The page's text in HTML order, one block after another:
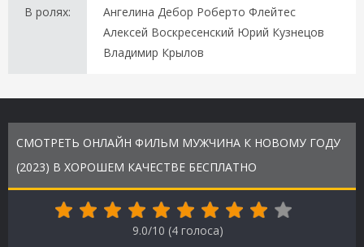
В ролях:
Ангелина Дебор Роберто Флейтес
Алексей Воскресенский Юрий Кузнецов
Владимир Крылов
СМОТРЕТЬ ОНЛАЙН ФИЛЬМ МУЖЧИНА К НОВОМУ ГОДУ
(2023) В ХОРОШЕМ КАЧЕСТВЕ БЕСПЛАТНО
9.0/10 (4 голоса)